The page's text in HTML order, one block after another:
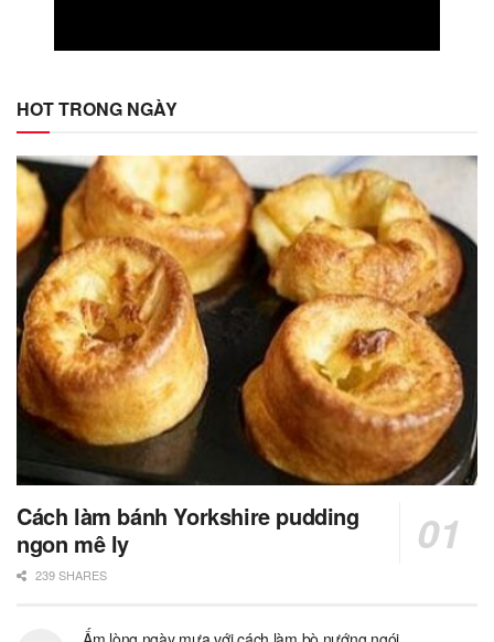
HOT TRONG NGÀY
Cách làm bánh Yorkshire pudding
ngon mê ly
239 SHARES